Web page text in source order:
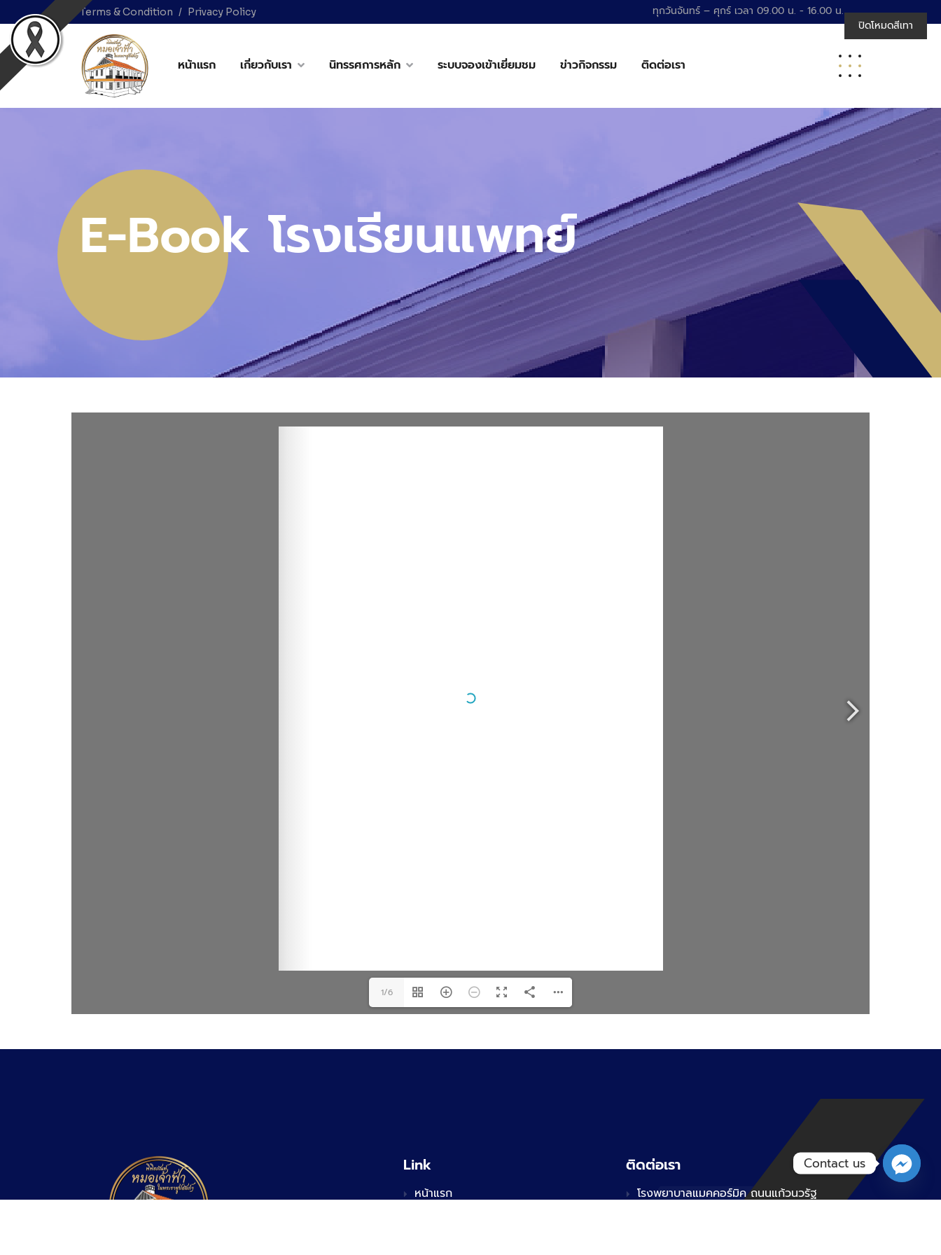
Terms & Condition Privacy Policy ทุกวันจันทร์ – ศุกร์ เวลา 09.00 น. - 16.00 น.
หน้าแรก เกี่ยวกับเรา นิทรรศการหลัก ระบบจองเข้าเยี่ยมชม ข่าวกิจกรรม ติดต่อเรา
E-Book โรงเรียนแพทย์
1/6
Link
หน้าแรก
ติดต่อเรา
โรงพยาบาลแมคคอร์มิค ถนนแก้วนวรัฐ
ปิดโหมดสีเทา
Contact us